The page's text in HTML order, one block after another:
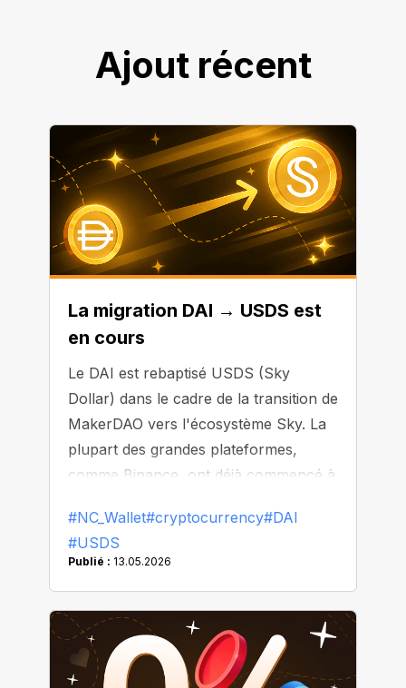
Ajout récent
La migration DAI → USDS est
en cours
Le DAI est rebaptisé USDS (Sky
Dollar) dans le cadre de la transition de
MakerDAO vers l'écosystème Sky. La
plupart des grandes plateformes,
comme Binance, ont déjà commencé à
liste.
#NC_Wallet#cryptocurrency#DAI
#USDS
Publié : 13.05.2026